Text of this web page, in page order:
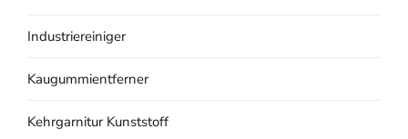
Industriereiniger
Kaugummientferner
Kehrgarnitur Kunststoff